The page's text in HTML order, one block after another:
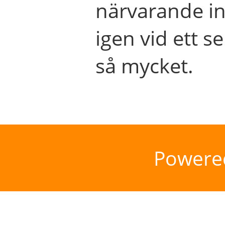
närvarande
igen vid ett
så mycket.